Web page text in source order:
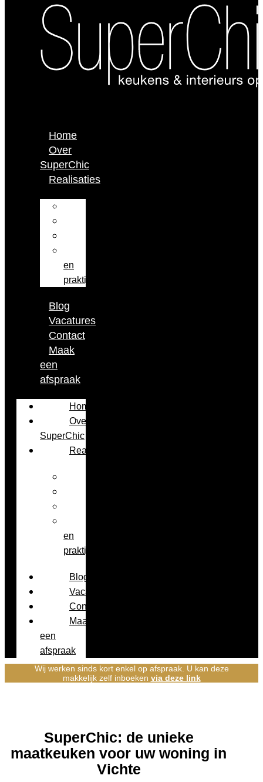
Home
Over
SuperChic
Realisaties
en
praktijk
Blog
Vacatures
Contact
Maak
een
afspraak
Home
Over
SuperChic
Realisaties
en
praktijk
Blog
Vacatures
Contact
Maak
een
afspraak
Wij werken sinds kort enkel op afspraak. U kan deze
makkelijk zelf inboeken via deze link
SuperChic: de unieke
maatkeuken voor uw woning in
Vichte